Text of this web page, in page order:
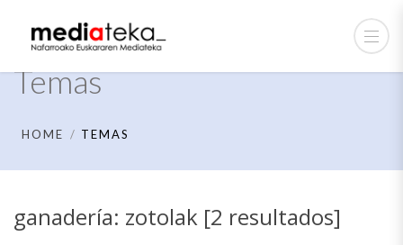
Temas
HOME TEMAS
ganadería: zotolak [2 resultados]